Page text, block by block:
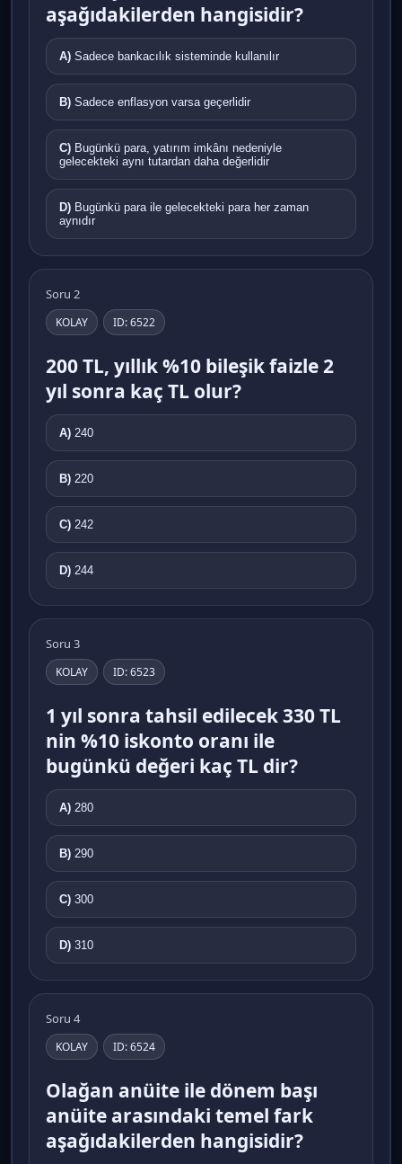
aşağıdakilerden hangisidir?
A) Sadece bankacılık sisteminde kullanılır
B) Sadece enflasyon varsa geçerlidir
C)
gelecekteki aynı tutardan daha değerlidir
D)
aynıdır
Soru 2
KOLAY ID: 6522
200 TL, yıllık %10 bileşik faizle 2
yıl sonra kaç TL olur?
A) 240
B) 220
C) 242
D) 244
Soru 3
KOLAY ID: 6523
1 yıl sonra tahsil edilecek 330 TL
nin %10 iskonto oranı ile
bugünkü değeri kaç TL dir?
A) 280
B) 290
C) 300
D) 310
Soru 4
KOLAY ID: 6524
Olağan anüite ile dönem başı
anüite arasındaki temel fark
aşağıdakilerden hangisidir?